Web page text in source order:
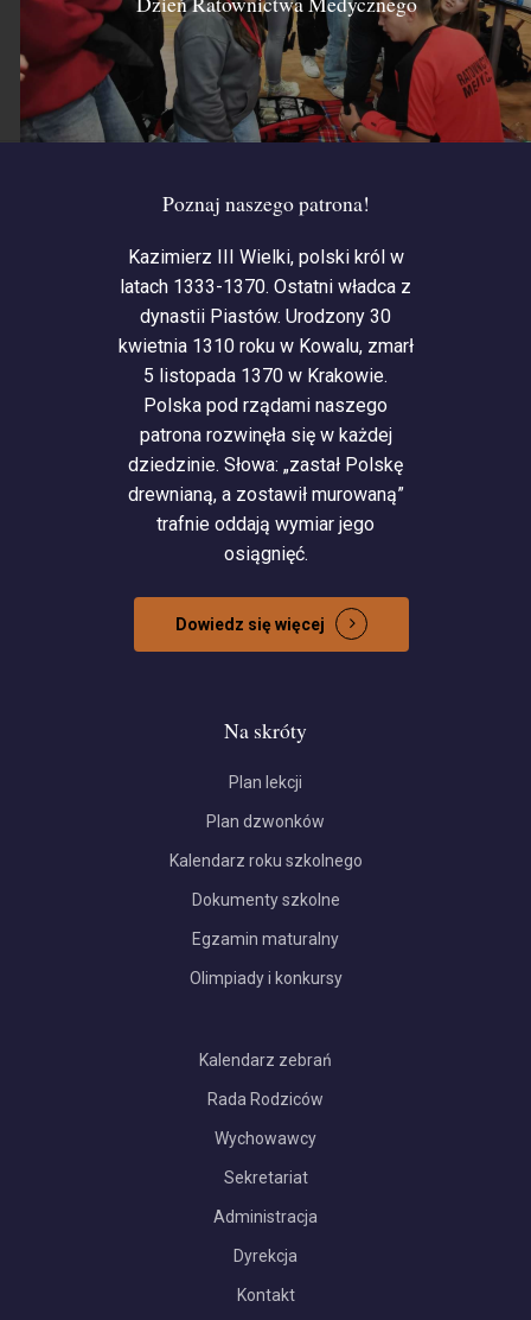
Poznaj naszego patrona!
Kazimierz III Wielki, polski król w
latach 1333-1370. Ostatni władca z
dynastii Piastów. Urodzony 30
kwietnia 1310 roku w Kowalu, zmarł
5 listopada 1370 w Krakowie.
Polska pod rządami naszego
patrona rozwinęła się w każdej
dziedzinie. Słowa: „zastał Polskę
drewnianą, a zostawił murowaną”
trafnie oddają wymiar jego
osiągnięć.
Dowiedz się więcej
Na skróty
Plan lekcji
Plan dzwonków
Kalendarz roku szkolnego
Dokumenty szkolne
Egzamin maturalny
Olimpiady i konkursy
Kalendarz zebrań
Rada Rodziców
Wychowawcy
Sekretariat
Administracja
Dyrekcja
Kontakt